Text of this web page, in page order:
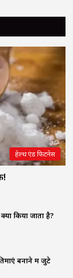
हेल्थ एंड फिटनेस
किया जाता है?
बनाने में जुटे